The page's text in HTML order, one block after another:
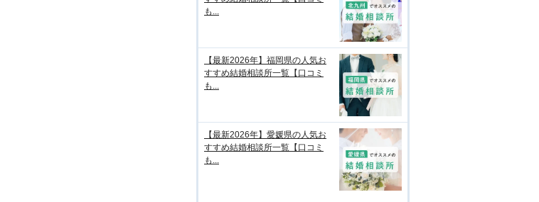
も...
【最新2026年】福岡県の人気お
すすめ結婚相談所一覧【口コミ
も...
【最新2026年】愛媛県の人気お
すすめ結婚相談所一覧【口コミ
も...